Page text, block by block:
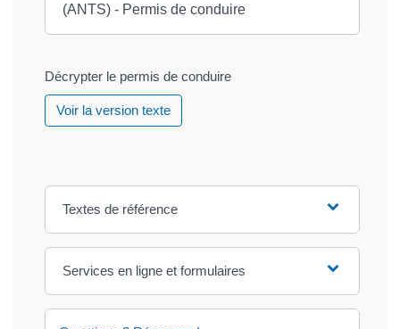
(ANTS) - Permis de conduire
Décrypter le permis de conduire
Voir la version texte
Textes de référence
Services en ligne et formulaires